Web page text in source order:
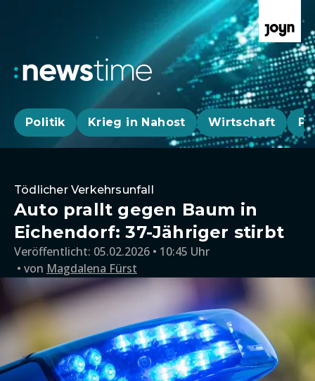
Politik Krieg in Nahost Wirtschaft
Tödlicher Verkehrsunfall
Auto prallt gegen Baum in
Eichendorf: 37-Jähriger stirbt
Veröffentlicht: 05.02.2026 • 10:45 Uhr
von Magdalena Fürst